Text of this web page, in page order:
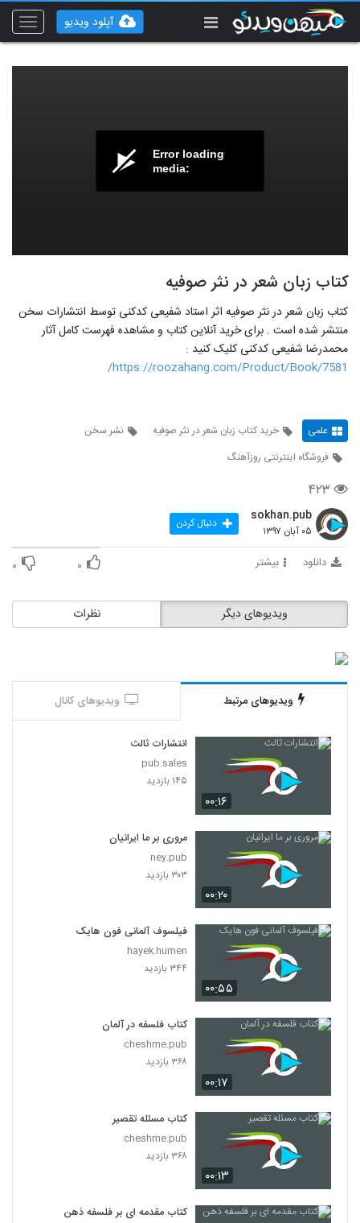
Toggle
آپلود ویدیو
Error loading
media:
کتاب زبان شعر در نثر صوفیه
کتاب زبان شعر در نثر صوفیه اثر استاد شفیعی کدکنی توسط انتشارات سخن
منتشر شده است . برای خرید آنلاین کتاب و مشاهده فهرست کامل آثار
محمدرضا شفیعی کدکنی کلیک کنید :
https://roozahang.com/Product/Book/7581/
علمی خرید کتاب زبان شعر در نثر صوفیه
نشر سخن
فروشگاه اینترنتی روزآهنگ
۴۲۳
sokhan.pub
۰۵ آبان ۱۳۹۷ دنبال کردن
دانلود بیشتر ۰ ۰
نظرات ویدیوهای دیگر
ویدیوهای مرتبط ویدیوهای کانال
۰۰:۱۶
انتشارات ثالث
pub.sales
۱۴۵ بازدید
۰۰:۲۰
مروری بر ما ایرانیان
ney.pub
۳۰۳ بازدید
۰۰:۵۵
فیلسوف آلمانی فون هایک
hayek.humen
۳۴۴ بازدید
۰۰:۱۷
کتاب فلسفه در آلمان
cheshme.pub
۳۶۸ بازدید
۰۰:۱۳
کتاب مسئله تقصیر
cheshme.pub
۳۶۸ بازدید
کتاب مقدمه ای بر فلسفه ذهن